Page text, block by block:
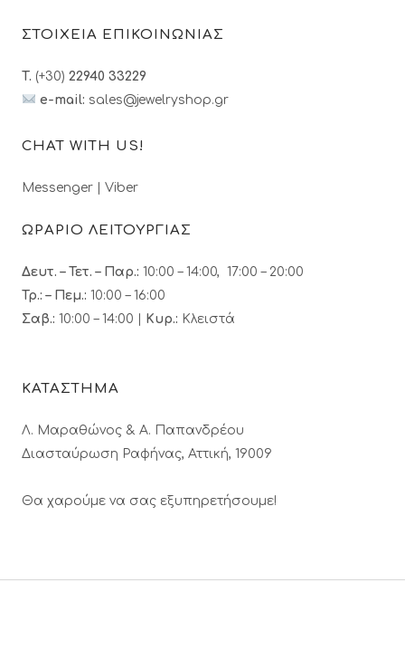
ΣΤΟΙΧΕΙΑ ΕΠΙΚΟΙΝΩΝΙΑΣ
T. (+30) 22940 33229
e-mail: sales@jewelryshop.gr
CHAT WITH US!
Messenger Viber
ΩΡΑΡΙΟ ΛΕΙΤΟΥΡΓΙΑΣ
Δευτ. – Τετ. – Παρ.: 10:00 – 14:00, 17:00 – 20:00
Τρ.: – Πεμ.: 10:00 – 16:00
Σαβ.: 10:00 – 14:00 | Κυρ.: Κλειστά
ΚΑΤΑΣΤΗΜΑ
Λ. Μαραθώνος & A. Παπανδρέου
Διασταύρωση Ραφήνας, Αττική, 19009
Θα χαρούμε να σας εξυπηρετήσουμε!